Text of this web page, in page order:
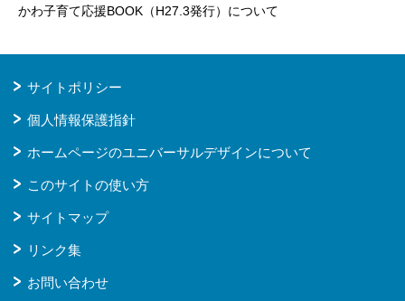
かわ子育て応援BOOK（H27.3発行）について
サイトポリシー
個人情報保護指針
ホームページのユニバーサルデザインについて
このサイトの使い方
サイトマップ
リンク集
お問い合わせ